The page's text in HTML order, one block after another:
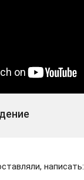
написать: